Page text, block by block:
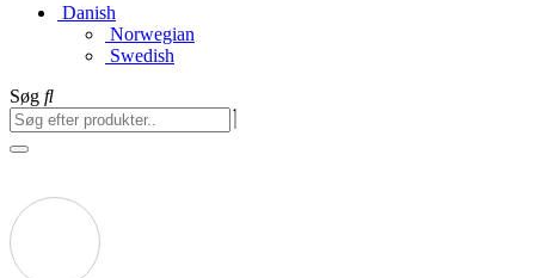
Danish
Norwegian
Swedish
Søg